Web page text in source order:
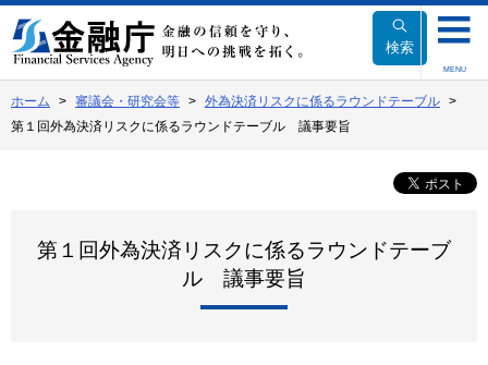
文
へ
動
検索
MENU
ホーム 審議会・研究会等
外為決済リスクに係るラウンドテーブル
第１回外為決済リスクに係るラウンドテーブル 議事要旨
第１回外為決済リスクに係るラウンドテーブ
ル 議事要旨